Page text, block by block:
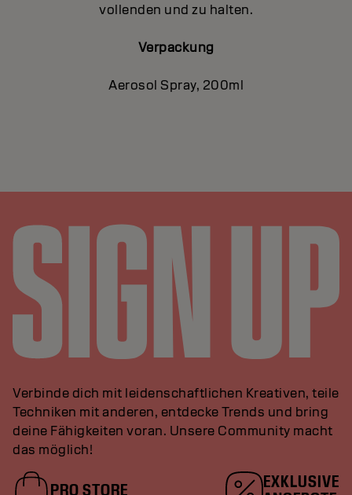
vollenden und zu halten.
Verpackung
Aerosol Spray, 200ml
Verbinde dich mit leidenschaftlichen Kreativen, teile
Techniken mit anderen, entdecke Trends und bring
deine Fähigkeiten voran. Unsere Community macht
das möglich!
PRO STORE
EXKLUSIVE